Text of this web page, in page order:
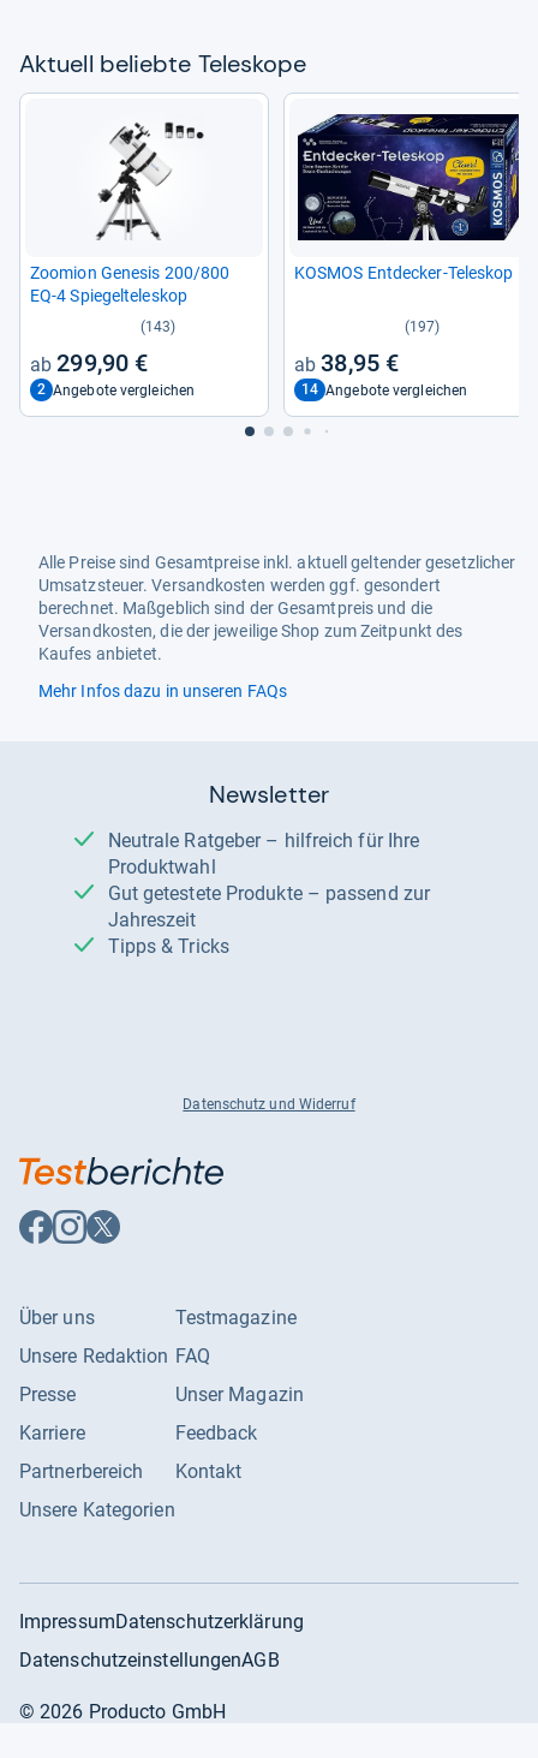
Aktu­ell beliebte Tele­skope
Zoo­mion Gene­sis 200/800
EQ-​4 Spie­gel­te­le­skop
(143)
299,90 €
2 Angebote vergleichen
KOS­MOS Ent­de­cker-​Tele­skop
(197)
38,95 €
14 Angebote vergleichen
Alle Preise sind Gesamtpreise inkl. aktuell geltender gesetzlicher
Umsatzsteuer. Versandkosten werden ggf. gesondert
berechnet. Maßgeblich sind der Gesamtpreis und die
Versandkosten, die der jeweilige Shop zum Zeitpunkt des
Kaufes anbietet.
Mehr Infos dazu in unseren FAQs
Newsletter
Neutrale Ratgeber – hilfreich für Ihre
Produktwahl
Gut getestete Produkte – passend zur
Jahreszeit
Tipps & Tricks
Datenschutz und Widerruf
Auf
Facebook
Auf
Instagram
Auf
X
Über uns
Unsere Redaktion
Presse
Karriere
Partnerbereich
Unsere Kategorien
Testmagazine
FAQ
Unser Magazin
Feedback
Kontakt
ImpressumDatenschutzerklärung
DatenschutzeinstellungenAGB
©2026 Producto GmbH